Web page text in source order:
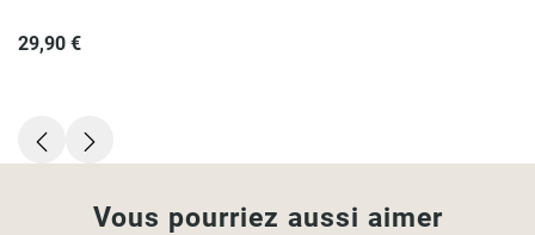
29,90 €
Vous pourriez aussi aimer